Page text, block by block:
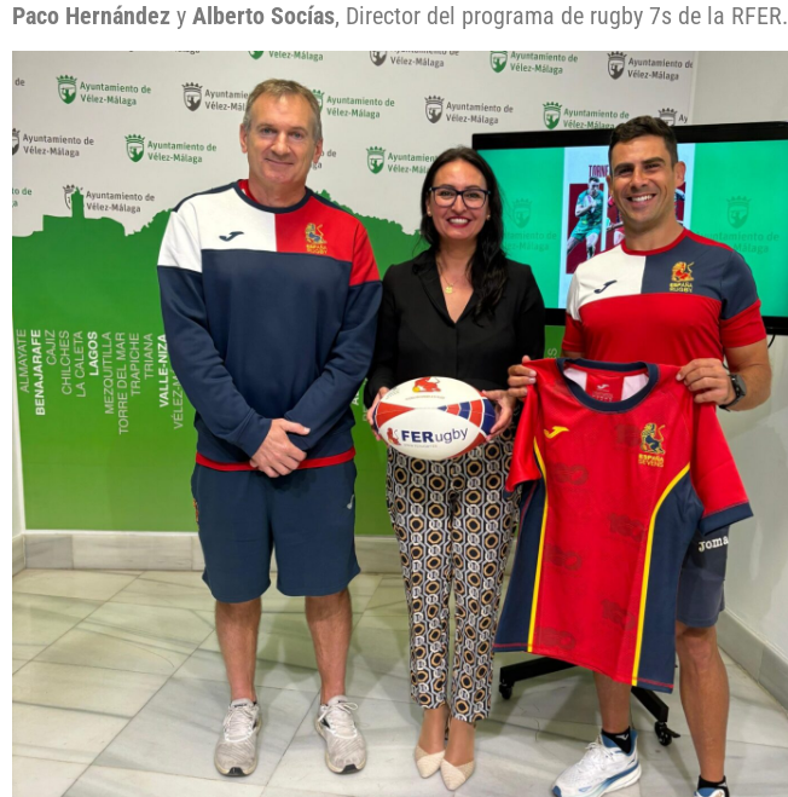
Paco Hernández y Alberto Socías, Director del programa de rugby 7s de la RFER.